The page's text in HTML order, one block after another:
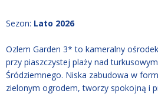
Sezon: Lato 2026
Ozlem Garden 3* to kameralny
przy piaszczystej plaży nad
Śródziemnego. Niska zabudowa w
zielonym ogrodem, tworzy spokojną i